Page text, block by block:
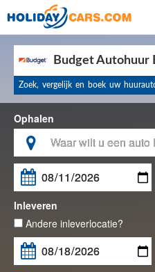
Budget Autohuur
Zoek, vergelijk en boek uw
Ophalen

Inleveren
Andere inleverlocatie?